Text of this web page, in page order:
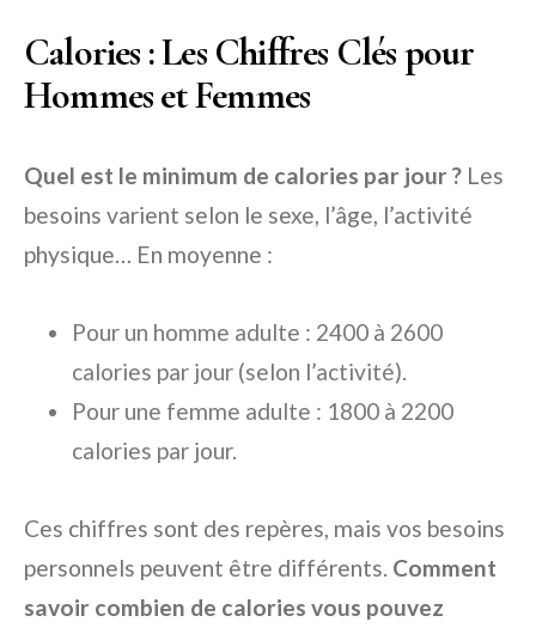
Calories : Les Chiffres Clés pour
Hommes et Femmes
Quel est le minimum de calories par jour ? Les
besoins varient selon le sexe, l’âge, l’activité
physique… En moyenne :
Pour un homme adulte : 2400 à 2600
calories par jour (selon l’activité).
Pour une femme adulte : 1800 à 2200
calories par jour.
Ces chiffres sont des repères, mais vos besoins
personnels peuvent être différents. Comment
savoir combien de calories vous pouvez